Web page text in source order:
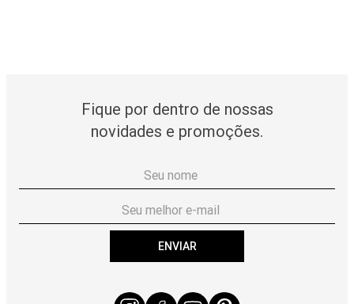
Fique por dentro de nossas
novidades e promoções.
ENVIAR